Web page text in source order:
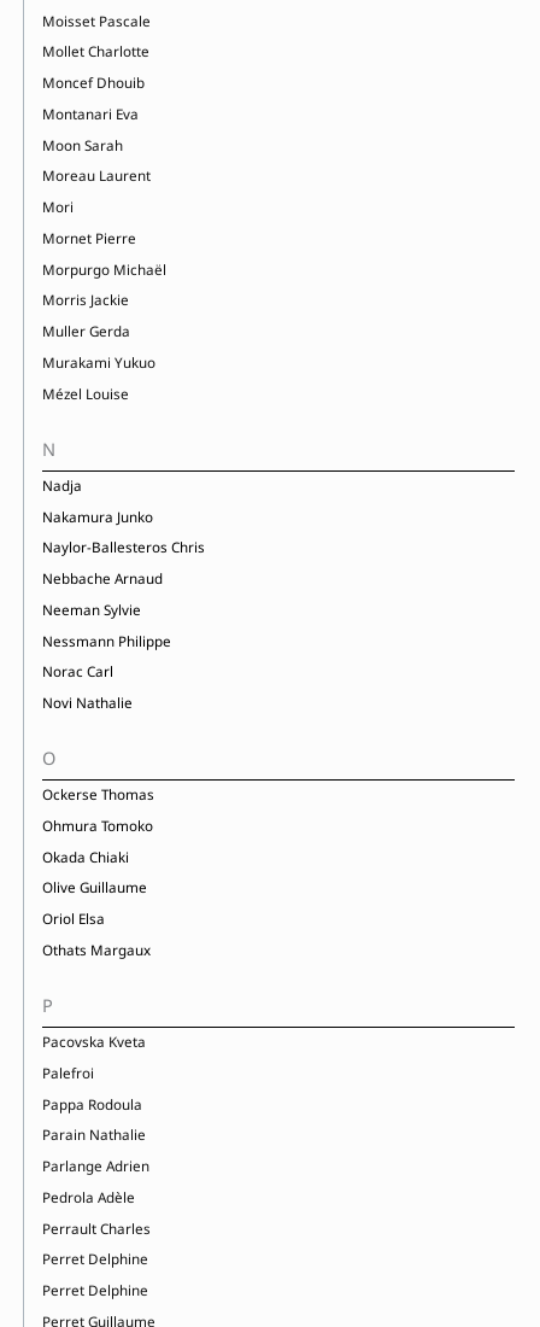
Moisset Pascale
Mollet Charlotte
Moncef Dhouib
Montanari Eva
Moon Sarah
Moreau Laurent
Mori
Mornet Pierre
Morpurgo Michaël
Morris Jackie
Muller Gerda
Murakami Yukuo
Mézel Louise
N
Nadja
Nakamura Junko
Naylor-Ballesteros Chris
Nebbache Arnaud
Neeman Sylvie
Nessmann Philippe
Norac Carl
Novi Nathalie
O
Ockerse Thomas
Ohmura Tomoko
Okada Chiaki
Olive Guillaume
Oriol Elsa
Othats Margaux
P
Pacovska Kveta
Palefroi
Pappa Rodoula
Parain Nathalie
Parlange Adrien
Pedrola Adèle
Perrault Charles
Perret Delphine
Perret Delphine
Perret Guillaume